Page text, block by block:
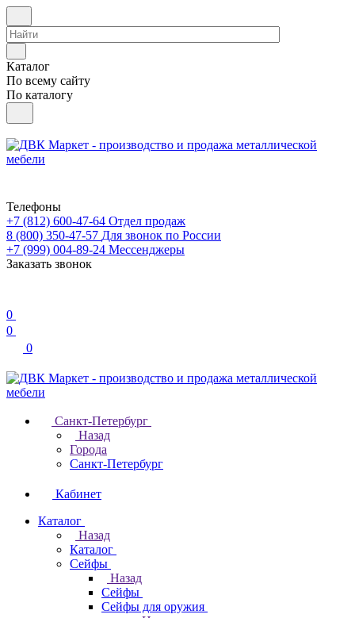
Каталог
По всему сайту
По каталогу
Телефоны
+7 (812) 600-47-64 Отдел продаж
8 (800) 350-47-57 Для звонок по России
+7 (999) 004-89-24 Мессенджеры
Заказать звонок
0
0
0
Санкт-Петербург
Назад
Города
Санкт-Петербург
Кабинет
Каталог
Назад
Каталог
Cейфы
Назад
Cейфы
Cейфы для оружия